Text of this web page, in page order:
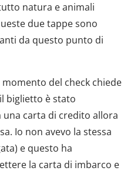
natura e animali
due tappe sono
da questo punto di
momento del check chiede
biglietto è stato
carta di credito allora
Io non avevo la stessa
e questo ha
la carta di imbarco e